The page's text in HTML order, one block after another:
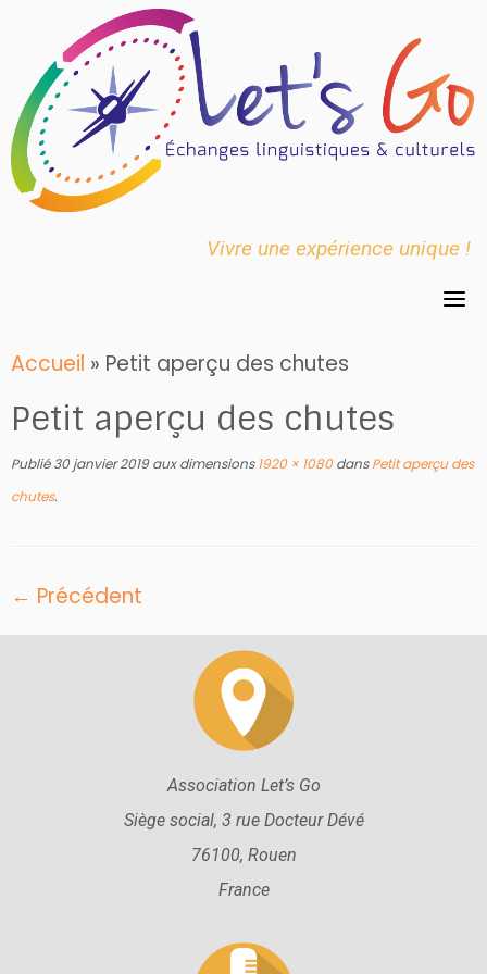
content
Vivre une expérience unique !
Accueil » Petit aperçu des chutes
Petit aperçu des chutes
Publié 30 janvier 2019aux dimensions1920 × 1080dansPetit aperçu des
chutes.
← Précédent
Association Let’s Go
Siège social, 3 rue Docteur Dévé
76100, Rouen
France